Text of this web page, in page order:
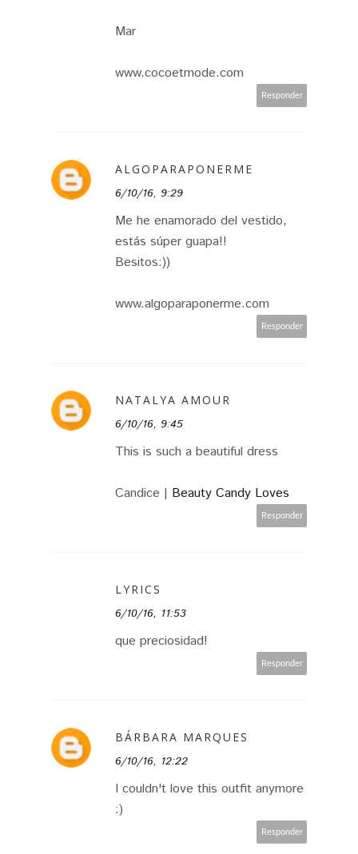
Mar
www.cocoetmode.com
Responder
ALGOPARAPONERME
6/10/16, 9:29
Me he enamorado del vestido,
estás súper guapa!!
Besitos:))
www.algoparaponerme.com
Responder
NATALYA AMOUR
6/10/16, 9:45
This is such a beautiful dress
Candice | Beauty Candy Loves
Responder
LYRICS
6/10/16, 11:53
que preciosidad!
Responder
BÁRBARA MARQUES
6/10/16, 12:22
I couldn't love this outfit anymore
:)
Responder